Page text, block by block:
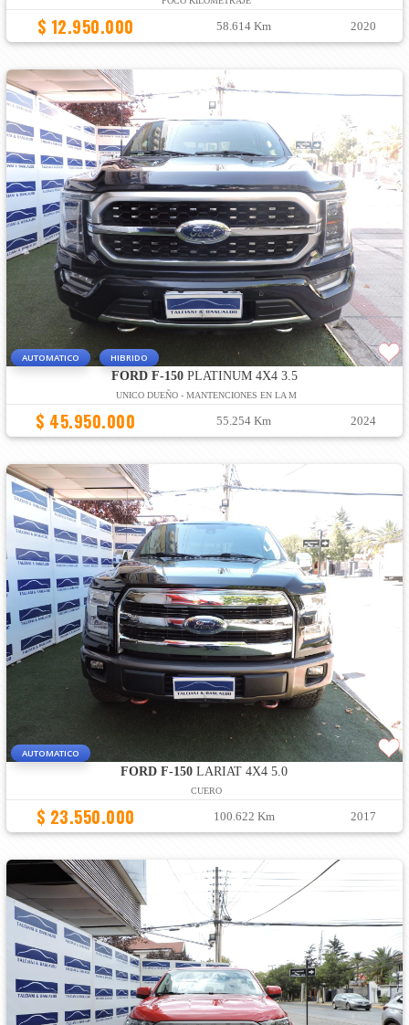
$ 12.950.000 58.614 Km 2020
AUTOMATICO HIBRIDO
FORD F-150PLATINUM 4X4 3.5
UNICO DUEÑO - MANTENCIONES EN LA M
$ 45.950.000 55.254 Km 2024
AUTOMATICO
FORD F-150 LARIAT 4X4 5.0
CUERO
$ 23.550.000 100.622 Km 2017